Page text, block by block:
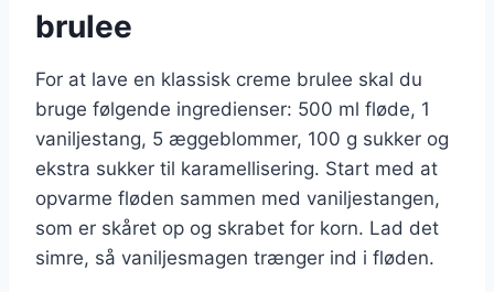
brulee
For at lave en klassisk creme brulee skal du
bruge følgende ingredienser: 500 ml fløde, 1
vaniljestang, 5 æggeblommer, 100 g sukker og
ekstra sukker til karamellisering. Start med at
opvarme fløden sammen med vaniljestangen,
som er skåret op og skrabet for korn. Lad det
simre, så vaniljesmagen trænger ind i fløden.